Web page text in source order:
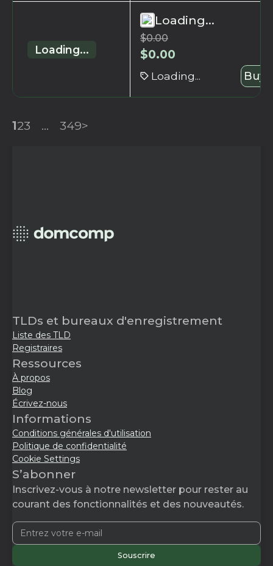
Loading...
Loading...
$0.00
$0.00
Loading... Buy
123 ... 349>
TLDs et bureaux d'enregistrement
Liste des TLD
Registraires
Ressources
À propos
Blog
Écrivez-nous
Informations
Conditions générales d'utilisation
Politique de confidentialité
Cookie Settings
S’abonner
Inscrivez-vous à notre newsletter pour rester au
courant des fonctionnalités et des nouveautés.